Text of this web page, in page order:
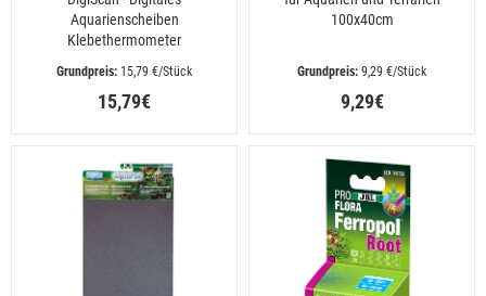
Aquarienscheiben
Klebethermometer
15,79 €/Stück
15,79€
100x40cm
9,29 €/Stück
9,29€